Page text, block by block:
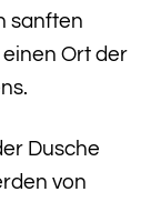
sanften
Ort der
Dusche
von